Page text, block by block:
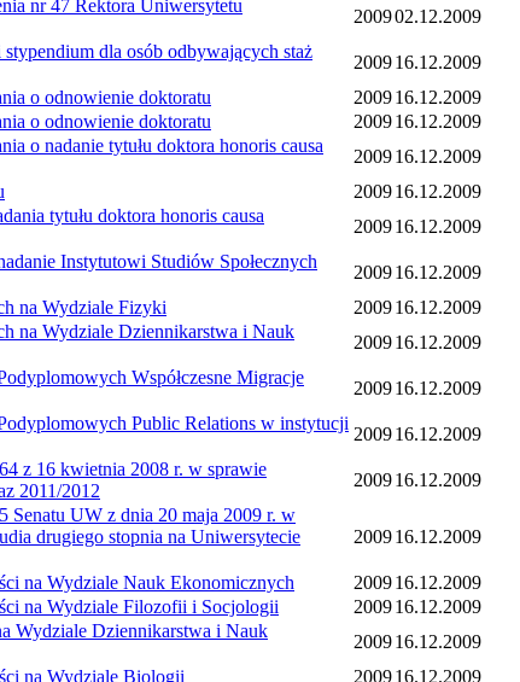
nr 47 Rektora Uniwersytetu
200902.12.2009
dla osób odbywających staż
200916.12.2009
o odnowienie doktoratu 200916.12.2009
o odnowienie doktoratu 200916.12.2009
o nadanie tytułu doktora honoris causa
200916.12.2009
200916.12.2009
tytułu doktora honoris causa
200916.12.2009
Instytutowi Studiów Społecznych
200916.12.2009
na Wydziale Fizyki 200916.12.2009
na Wydziale Dziennikarstwa i Nauk
200916.12.2009
Współczesne Migracje
200916.12.2009
Public Relations w instytucji
200916.12.2009
z 16 kwietnia 2008 r. w sprawie
2011/2012
200916.12.2009
UW z dnia 20 maja 2009 r. w
drugiego stopnia na Uniwersytecie
200916.12.2009
na Wydziale Nauk Ekonomicznych 200916.12.2009
na Wydziale Filozofii i Socjologii 200916.12.2009
Wydziale Dziennikarstwa i Nauk
200916.12.2009
na Wydziale Biologii 200916.12.2009